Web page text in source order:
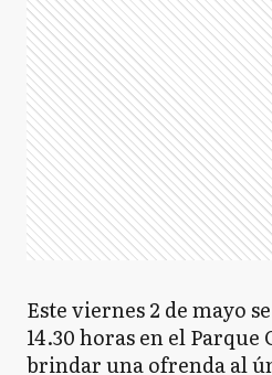
Este viernes 2 de mayo
14.30 horas en el Parque
brindar una ofrenda al